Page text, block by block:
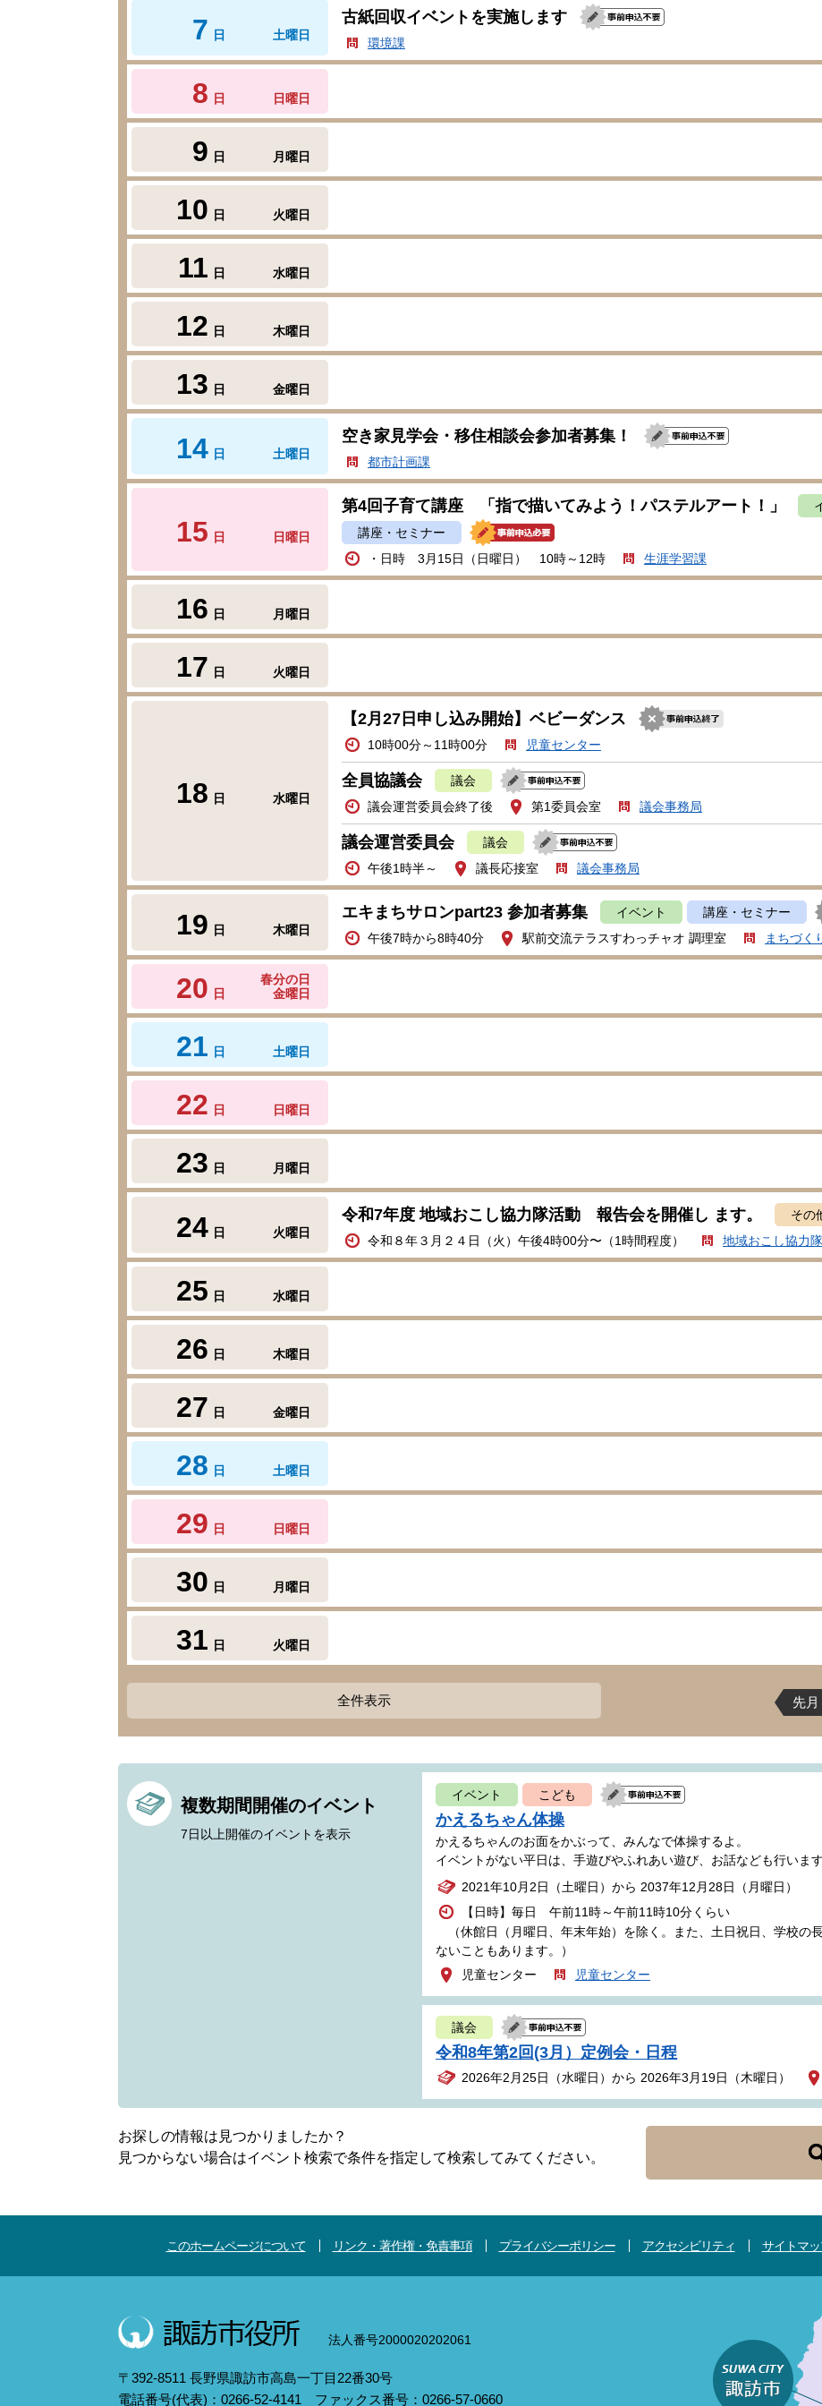
7 日 土曜日
古紙回収イベントを実施します
環境課
8 日 日曜日
9 日 月曜日
10 日 火曜日
11 日 水曜日
12 日 木曜日
13 日 金曜日
14 日 土曜日
空き家見学会・移住相談会参加者募集！
都市計画課
15 日 日曜日
第4回子育て講座 「指で描いてみよう！パステルアート！」
講座・セミナー
・日時 3月15日（日曜日） 10時～12時
生涯学習課
16 日 月曜日
17 日 火曜日
18 日 水曜日
【2月27日申し込み開始】ベビーダンス
10時00分～11時00分 児童センター
全員協議会
議会
議会運営委員会終了後
第1委員会室 議会事務局
議会運営委員会
議会
午後1時半～
議長応接室 議会事務局
19 日 木曜日
エキまちサロンpart23 参加者募集 イベント
講座・セミナー
午後7時から8時40分
駅前交流テラスすわっチャオ 調理室 まちづく
20 日
春分の日
金曜日
21 日 土曜日
22 日 日曜日
23 日 月曜日
24 日 火曜日
令和7年度 地域おこし協力隊活動 報告会を開催し ます。
その
令和８年３月２４日（火）午後4時00分〜（1時間程度）
地域おこし協力隊
25 日 水曜日
26 日 木曜日
27 日 金曜日
28 日 土曜日
29 日 日曜日
30 日 月曜日
31 日 火曜日
全件表示 先月
複数期間開催のイベント
7日以上開催のイベントを表示
イベント こども
かえるちゃん体操
かえるちゃんのお面をかぶって、みんなで体操するよ。
イベントがない平日は、手遊びやふれあい遊び、お話なども行います
2021年10月2日（土曜日）から 2037年12月28日（月曜日）
【日時】毎日 午前11時～午前11時10分くらい
（休館日（月曜日、年末年始）を除く。また、土日祝日、学校の
ないこともあります。）
児童センター
児童センター
議会
令和8年第2回(3月）定例会・日程
2026年2月25日（水曜日）から 2026年3月19日（木曜日）
お探しの情報は見つかりましたか？
見つからない場合はイベント検索で条件を指定して検索してみてください。
このホームページについて リンク・著作権・免責事項 プライバシーポリシー アクセシビリティ サイトマ
法人番号2000020202061
〒392-8511 長野県諏訪市高島一丁目22番30号
電話番号(代表)：0266-52-4141 ファックス番号：0266-57-0660